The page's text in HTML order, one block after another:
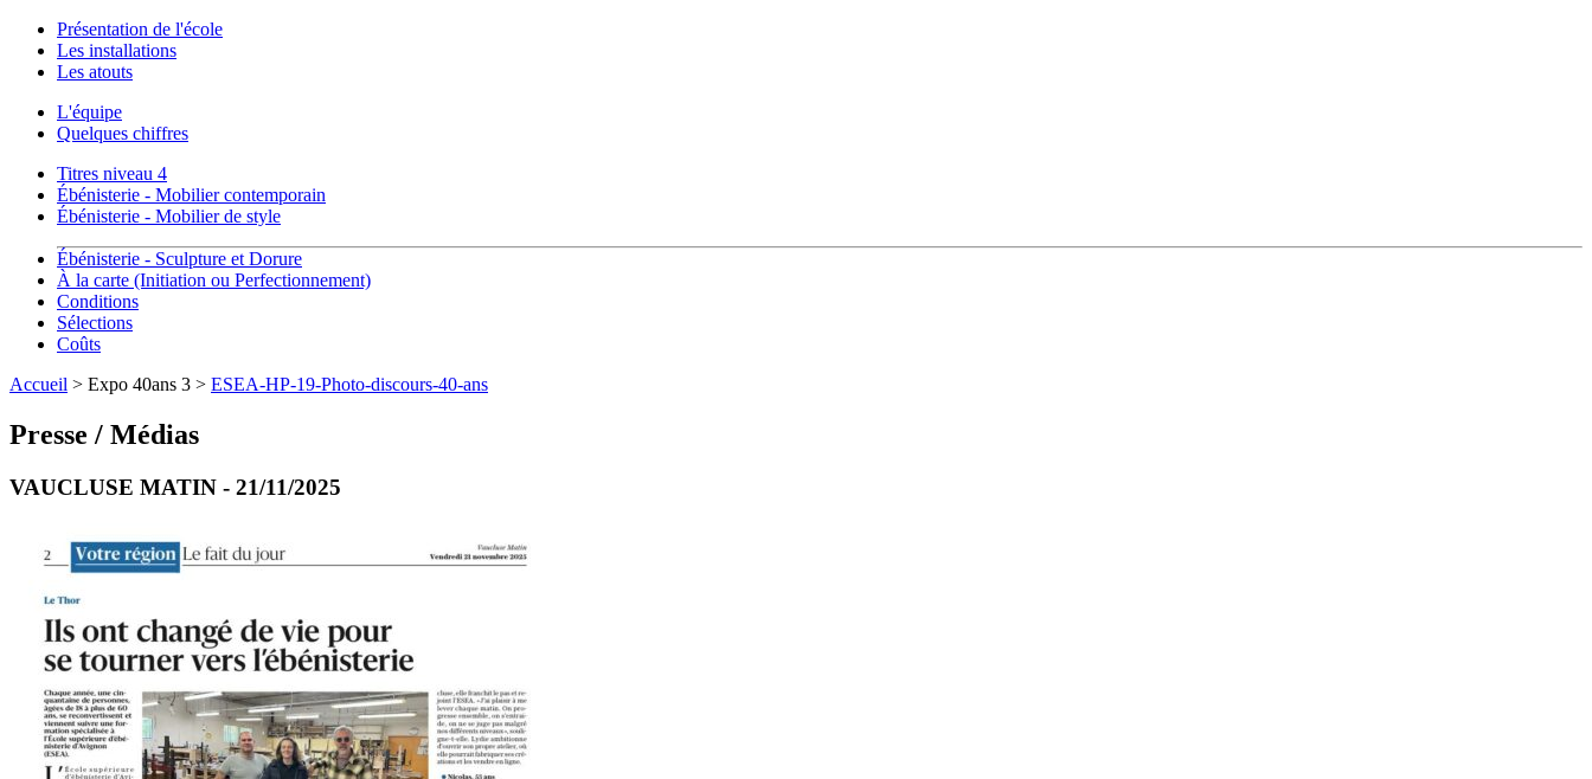
Présentation de l'école
Les installations
Les atouts
L'équipe
Quelques chiffres
Titres niveau 4
Ébénisterie - Mobilier contemporain
Ébénisterie - Mobilier de style
Ébénisterie - Sculpture et Dorure
À la carte (Initiation ou Perfectionnement)
Conditions
Sélections
Coûts
Accueil > Expo 40ans 3 > ESEA-HP-19-Photo-discours-40-ans
Presse / Médias
VAUCLUSE MATIN - 21/11/2025